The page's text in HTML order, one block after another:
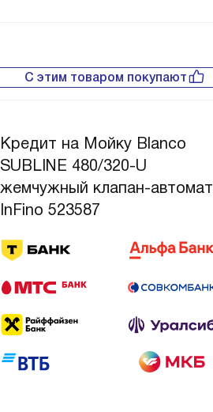
С этим товаром покупают
Кредит на Мойку Blanco
SUBLINE 480/320-U
жемчужный клапан-автомат
InFino 523587